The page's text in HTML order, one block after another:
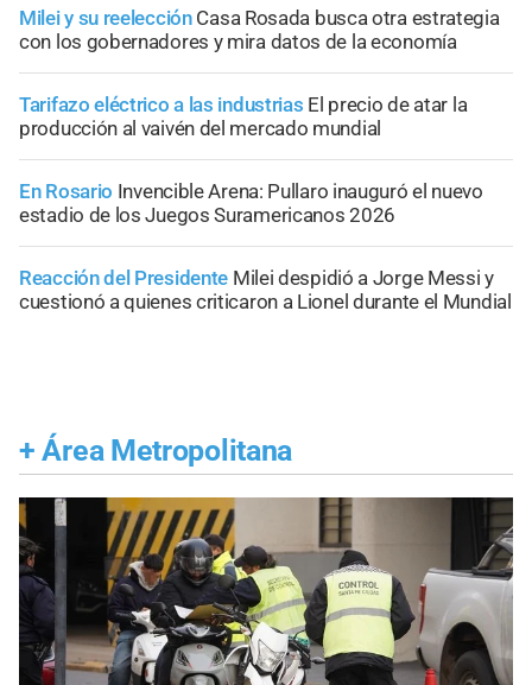
Milei y su reelección Casa Rosada busca otra estrategia
con los gobernadores y mira datos de la economía
Tarifazo eléctrico a las industrias El precio de atar la
producción al vaivén del mercado mundial
En Rosario Invencible Arena: Pullaro inauguró el nuevo
estadio de los Juegos Suramericanos 2026
Reacción del Presidente Milei despidió a Jorge Messi y
cuestionó a quienes criticaron a Lionel durante el Mundial
+ Área Metropolitana